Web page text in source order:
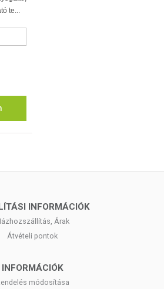
te...
INFORMÁCIÓK
Árak
Átvételi pontok
INFORMÁCIÓK
módosítása